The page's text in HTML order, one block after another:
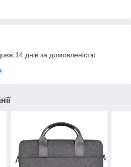
14 днів за домовленістю